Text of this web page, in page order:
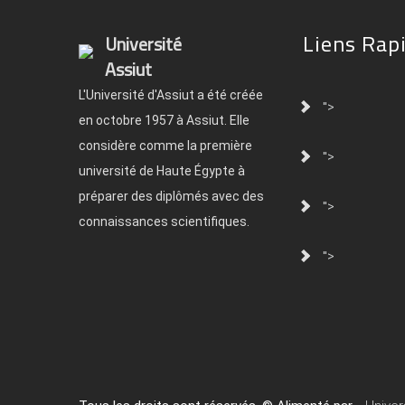
Université
Assiut
L'Université d'Assiut a été créée
en octobre 1957 à Assiut. Elle
considère comme la première
université de Haute Égypte à
préparer des diplômés avec des
connaissances scientifiques.
Liens
">
">
">
">